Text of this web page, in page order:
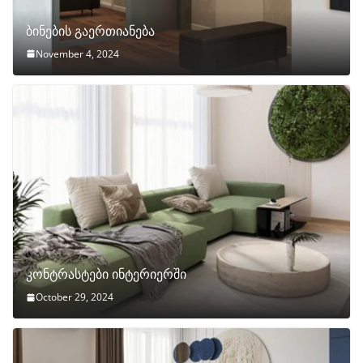
ბინების გაერთიანება
November 4, 2024
კონტრასტები ინტერიერში
October 29, 2024